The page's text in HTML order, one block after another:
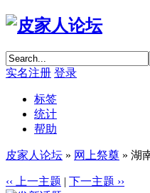
实名注册 登录
标签
统计
帮助
皮家人论坛 » 网上祭奠 » 湖
‹‹ 上一主题 | 下一主题 ››